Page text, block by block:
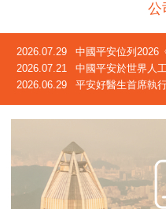
公
2026.07.29
中國平安位列2026《財
2026.07.21
中國平安於世界人工智
2026.06.29
平安好醫生首席執行官何明科於